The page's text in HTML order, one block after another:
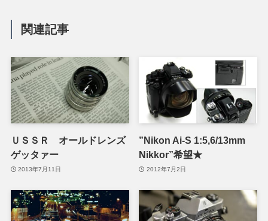
関連記事
ＵＳＳＲ オールドレンズ
ゲッタァー
2013年7月11日
”Nikon Ai-S 1:5,6/13mm
Nikkor”希望★
2012年7月2日